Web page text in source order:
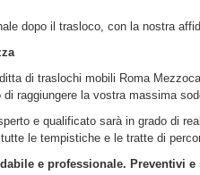
dopo il trasloco, con la nostra
ditta di traslochi mobili Roma
raggiungere la vostra massima
e qualificato sarà in grado di
le tempistiche e le tratte di
e professionale. Preventivi